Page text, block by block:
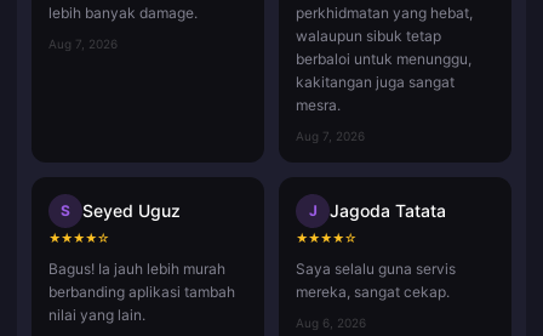
lebih banyak damage.
Aug 7, 2026
perkhidmatan yang hebat,
walaupun sibuk tetap
berbaloi untuk menunggu,
kakitangan juga sangat
mesra.
Aug 7, 2026
S Seyed Uguz
★★★★☆
Bagus! Ia jauh lebih murah
berbanding aplikasi tambah
nilai yang lain.
J Jagoda Tatata
★★★★☆
Saya selalu guna servis
mereka, sangat cekap.
Aug 6, 2026